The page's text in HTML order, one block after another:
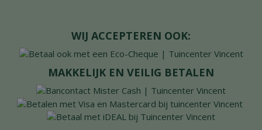
WIJ ACCEPTEREN OOK:
MAKKELIJK EN VEILIG BETALEN